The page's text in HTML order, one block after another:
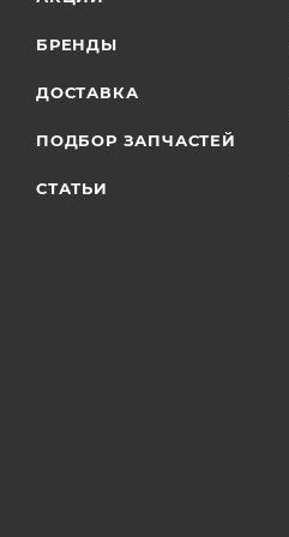
БРЕНДЫ
ДОСТАВКА
ПОДБОР ЗАПЧАСТЕЙ
СТАТЬИ